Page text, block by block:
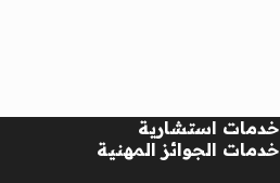
خدمات استشارية
خدمات الجوائز المهنية